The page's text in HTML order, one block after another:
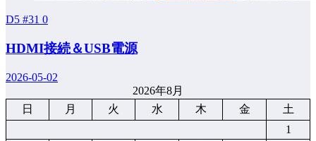
D5 #31 0
HDMI接続＆USB電源
2026-05-02
2026年8月
日
月 火 水 木 金
土
1